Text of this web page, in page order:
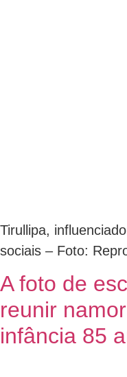
Tirullipa,
sociais – Foto:
A foto de
reunir
infância 85